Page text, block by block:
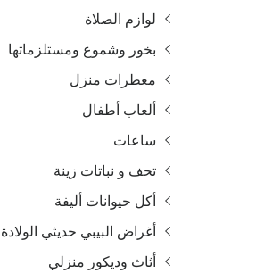
لوازم الصلاة
بخور وشموع ومستلزماتها
معطرات منزل
ألعاب أطفال
ساعات
تحف و نباتات زينة
أكل حيوانات أليفة
أغراض البيبي حديثي الولادة
أثاث وديكور منزلي